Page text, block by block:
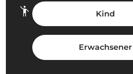
Kind
Erwachsener